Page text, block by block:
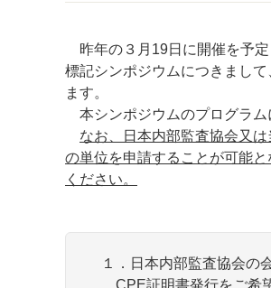
昨年の３月19日に開催を予定
標記シンポジウムにつきまし
ます。
本シンポジウムのプログラム
なお、日本内部監査協会又
の単位を申請することが可能
ください。
１．日本内部監査協会の
CPE証明書発行をご希